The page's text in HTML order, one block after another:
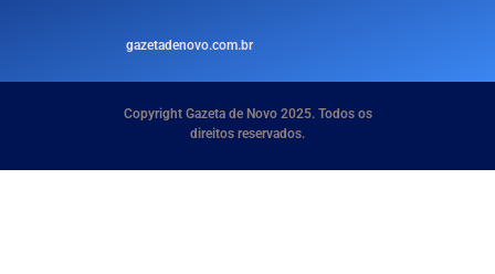
gazetadenovo.com.br
Copyright Gazeta de Novo 2025. Todos os
direitos reservados.